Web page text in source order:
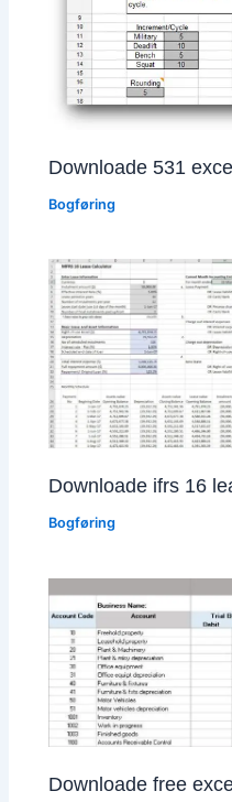
Downloade 531
Bogføring
Downloade ifrs 16
Bogføring
Downloade free